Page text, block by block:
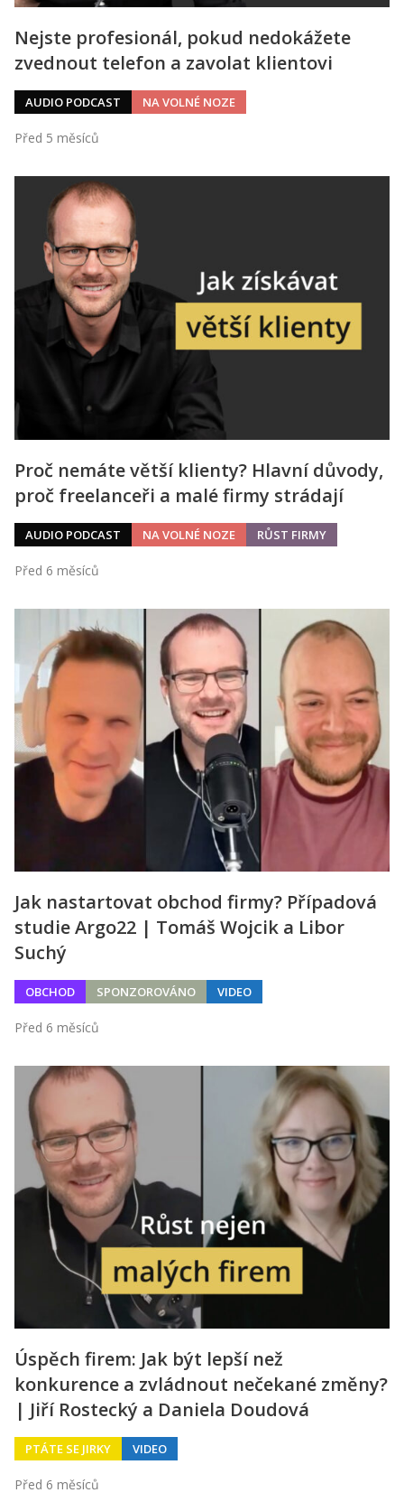
Nejste profesionál, pokud nedokážete
zvednout telefon a zavolat klientovi
AUDIO PODCAST NA VOLNÉ NOZE
Před 5 měsíců
Proč nemáte větší klienty? Hlavní důvody,
proč freelanceři a malé firmy strádají
AUDIO PODCAST NA VOLNÉ NOZE RŮST FIRMY
Před 6 měsíců
Jak nastartovat obchod firmy? Případová
studie Argo22 | Tomáš Wojcik a Libor
Suchý
OBCHOD SPONZOROVÁNO VIDEO
Před 6 měsíců
Úspěch firem: Jak být lepší než
konkurence a zvládnout nečekané změny?
| Jiří Rostecký a Daniela Doudová
PTÁTE SE JIRKY VIDEO
Před 6 měsíců